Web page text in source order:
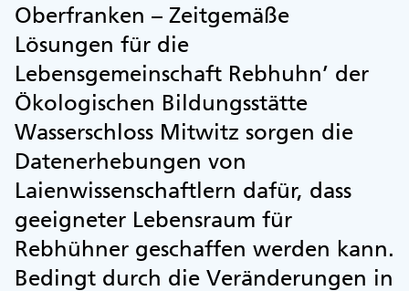
Oberfranken – Zeitgemäße
Lösungen für die
Lebensgemeinschaft Rebhuhn’ der
Ökologischen Bildungsstätte
Wasserschloss Mitwitz sorgen die
Datenerhebungen von
Laienwissenschaftlern dafür, dass
geeigneter Lebensraum für
Rebhühner geschaffen werden kann.
Bedingt durch die Veränderungen in